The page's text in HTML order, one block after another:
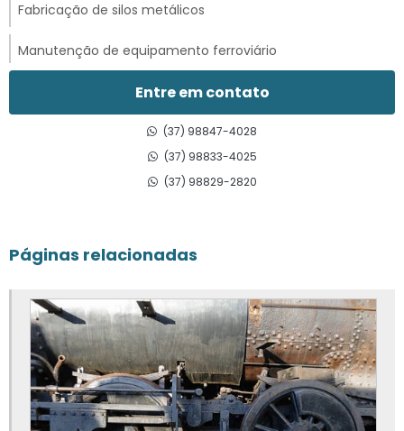
Fabricação de silos metálicos
Manutenção de equipamento ferroviário
Manutenção de locomotivas
Manutenção de vagões
Manutenção de vagões ferroviários
Peças ferroviárias
Reforma de caçambas
Reforma de caçambas basculantes
Reforma de caçambas de entulho
Reforma de silos
Entre em contato
(37) 98847-4028
(37) 98833-4025
(37) 98829-2820
Páginas relacionadas